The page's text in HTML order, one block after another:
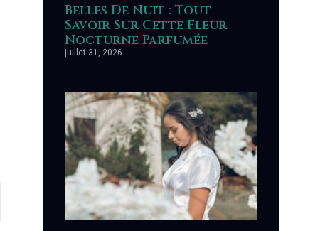
Belles De Nuit : Tout
Savoir Sur Cette Fleur
Nocturne Parfumée
juillet 31, 2026